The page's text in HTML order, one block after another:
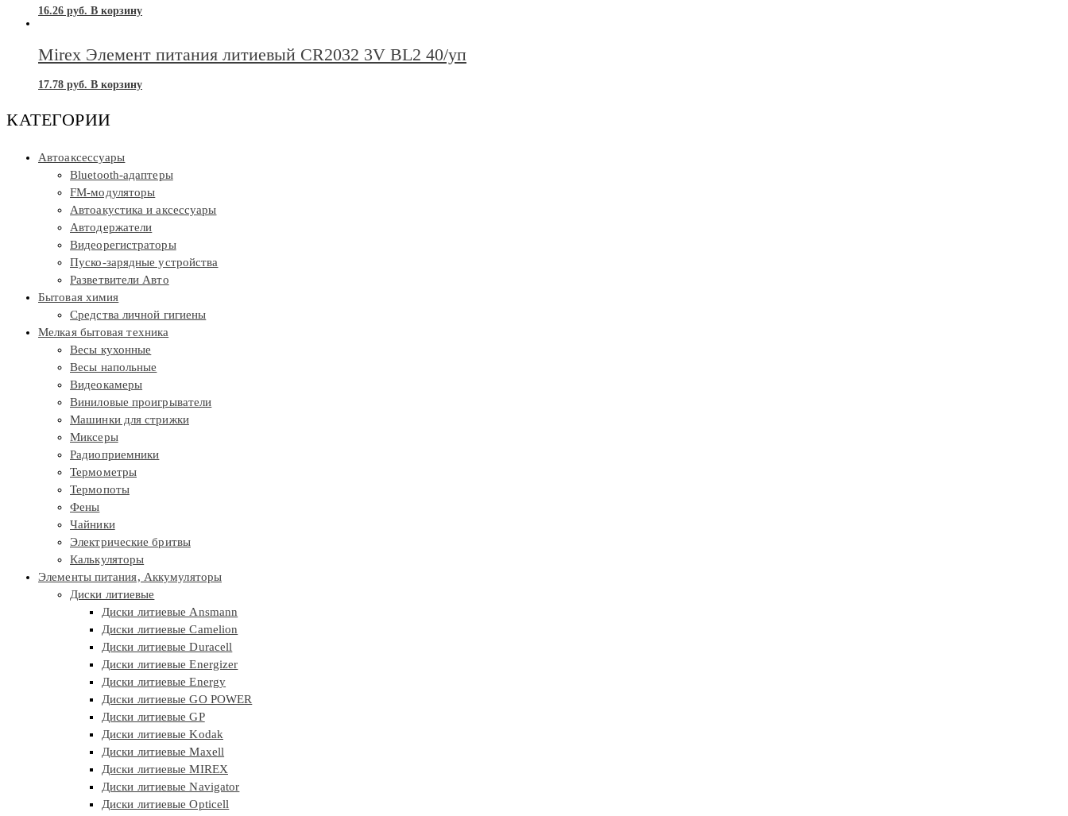
16.26 руб. В корзину
Mirex Элемент питания литиевый CR2032 3V BL2 40/уп
17.78 руб. В корзину
КАТЕГОРИИ
Автоаксессуары
Bluetooth-адаптеры
FM-модуляторы
Автоакустика и аксессуары
Автодержатели
Видеорегистраторы
Пуско-зарядные устройства
Разветвители Авто
Бытовая химия
Средства личной гигиены
Мелкая бытовая техника
Весы кухонные
Весы напольные
Видеокамеры
Виниловые проигрыватели
Машинки для стрижки
Миксеры
Радиоприемники
Термометры
Термопоты
Фены
Чайники
Электрические бритвы
Калькуляторы
Элементы питания, Аккумуляторы
Диски литиевые
Диски литиевые Ansmann
Диски литиевые Camelion
Диски литиевые Duracell
Диски литиевые Energizer
Диски литиевые Energy
Диски литиевые GO POWER
Диски литиевые GP
Диски литиевые Kodak
Диски литиевые Maxell
Диски литиевые MIREX
Диски литиевые Navigator
Диски литиевые Opticell